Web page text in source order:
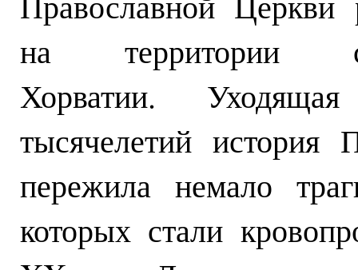
на территории
Хорватии.
тысячелетий история
пережила немало
которых стали